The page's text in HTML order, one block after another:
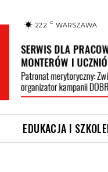
22.2 C WARSZAWA
EDUKACJA I